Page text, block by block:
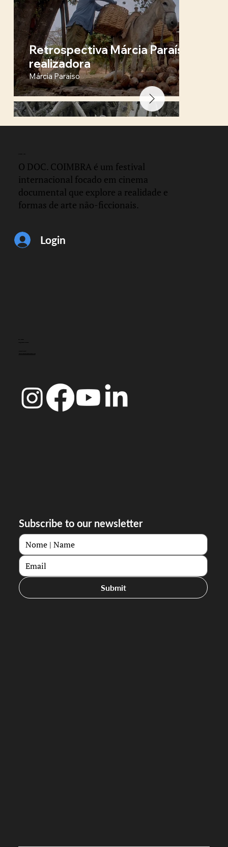
Retrospectiva Márcia Paraíso +
realizadora
Márcia Paraíso
Filipa César e Marino de Pina
O DOC. COIMBRA é um festival
internacional focado em cinema
documental que explore a realidade e
formas de arte não-ficcionais.
Login
Subscribe to our newsletter
Submit